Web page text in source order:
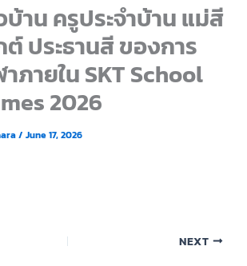
าน ครูประจำบ้าน แม่สี
ประธานสี ของการ
ภายใน SKT School
2026
/June 17, 2026
NEXT